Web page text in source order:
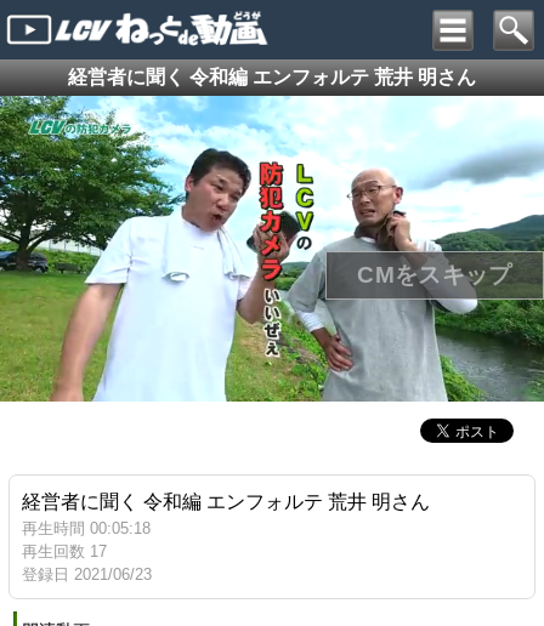
経営者に聞く 令和編 エンフォルテ 荒井 明さん
経営者に聞く 令和編 エンフォルテ 荒井 明さん
再生時間 00:05:18
再生回数 17
登録日 2021/06/23